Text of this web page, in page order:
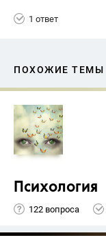
1 ответ
ПОХОЖИЕ ТЕМЫ
Психология
122 вопроса